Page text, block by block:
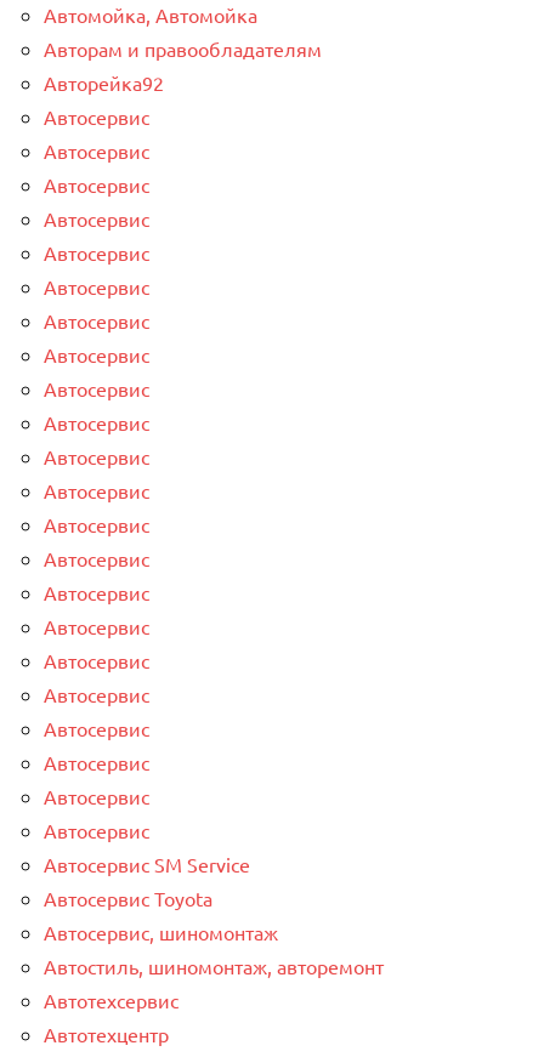
Автомойка, Автомойка
Авторам и правообладателям
Авторейка92
Автосервис
Автосервис
Автосервис
Автосервис
Автосервис
Автосервис
Автосервис
Автосервис
Автосервис
Автосервис
Автосервис
Автосервис
Автосервис
Автосервис
Автосервис
Автосервис
Автосервис
Автосервис
Автосервис
Автосервис
Автосервис
Автосервис
Автосервис SM Service
Автосервис Toyota
Автосервис, шиномонтаж
Автостиль, шиномонтаж, авторемонт
Автотехсервис
Автотехцентр